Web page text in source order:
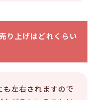
り上げはどれくらい
左右されますので